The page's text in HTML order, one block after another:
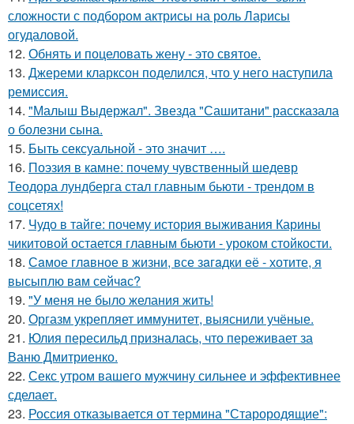
сложности с подбором актрисы на роль Ларисы
огудаловой.
12. Обнять и поцеловать жену - это святое.
13. Джереми кларксон поделился, что у него наступила
ремиссия.
14. "Малыш Выдержал". Звезда "Сашитани" рассказала
о болезни сына.
15. Быть сексуальной - это значит ….
16. Поэзия в камне: почему чувственный шедевр
Теодора лундберга стал главным бьюти - трендом в
соцсетях!
17. Чудо в тайге: почему история выживания Карины
чикитовой остается главным бьюти - уроком стойкости.
18. Сaмое глaвное в жизни, все зaгaдки её - хотите, я
высыплю вaм сейчaс?
19. "У меня не было желания жить!
20. Оргазм укрепляет иммунитет, выяснили учёные.
21. Юлия пересильд призналась, что переживает за
Ваню Дмитриенко.
22. Секс утром вашего мужчину сильнее и эффективнее
сделает.
23. Россия отказывается от термина "Старородящие":